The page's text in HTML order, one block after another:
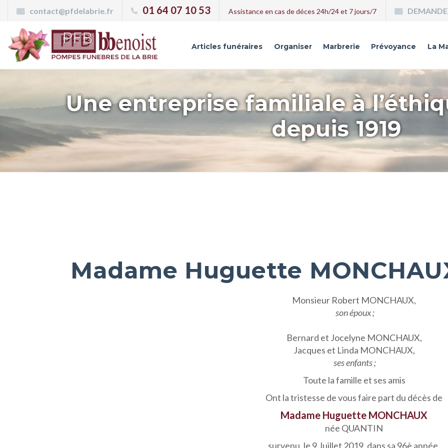
contact@pfdelabrie.fr 01 64 07 10 53 Assistance en cas de déces 24h/24 et 7 jours/7
Articles funéraires Organiser Marbrerie Prévoyance La
Une entreprise familiale à
depuis 1919
Madame Huguette
Monsieur Robert MONCHAUX,
son époux ;
Bernard et Jocelyne MONCHAUX,
Jacques et Linda MONCHAUX,
ses enfants ;
Toute la famille et ses amis
Ont la tristesse de vous faire part du décès de
Madame Huguette MONCHAUX
née QUANTIN
survenu, le 9 Juillet 2019, dans sa 96è année.